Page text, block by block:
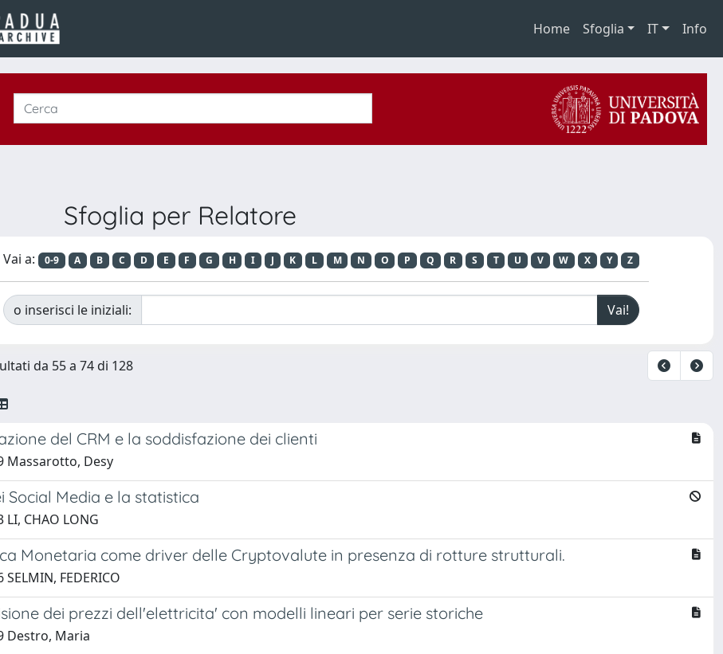
Home Sfoglia IT Info
Sfoglia per Relatore
Vai a: 0-9 A B C D E F G H I J K L M N O P Q R S T U V W X Y Z
o inserisci le iniziali:
da 55 a 74 di 128
del CRM e la soddisfazione dei clienti
Massarotto, Desy
Social Media e la statistica
LI, CHAO LONG
Monetaria come driver delle Cryptovalute in presenza di rotture strutturali.
FEDERICO
dei prezzi dell'elettricita' con modelli lineari per serie storiche
Destro, Maria